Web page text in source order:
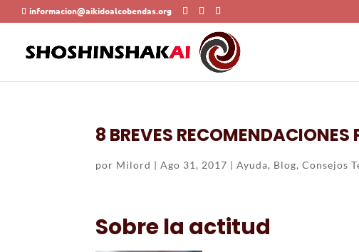
informacion@aikidoalcobendas.org
8 BREVES RECOMENDACIONES
por Milord |Ago 31, 2017 |Ayuda, Blog,Consejos
Sobre la actitud